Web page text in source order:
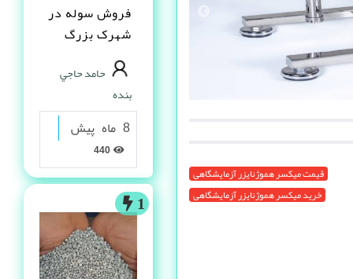
قیمت میکسر هموژنایزر آزمایشگاهی
خرید میکسر هموژنایزر آزمایشگاهی
فروش سوله در
شهرک بزرگ
اصفهان فاز یک
حامد حاجي
بنده
8 ماه پیش
1